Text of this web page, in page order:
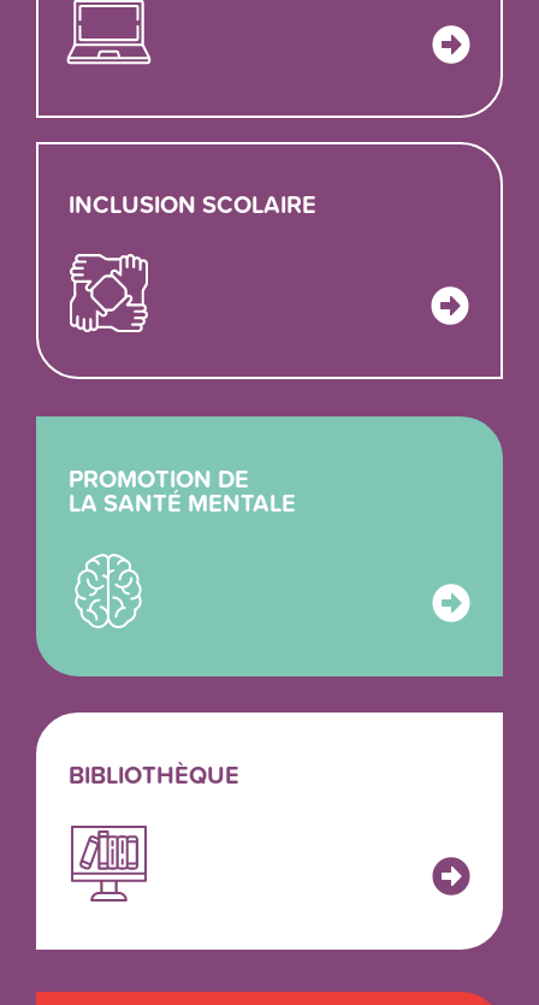
INCLUSION SCOLAIRE
PROMOTION DE
LA SANTÉ MENTALE
BIBLIOTHÈQUE